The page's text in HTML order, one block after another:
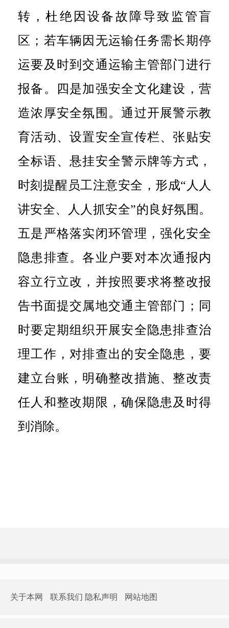
转，杜绝因设备故障导致监管盲
区；若车辆因无运输任务需长期停
运要及时到交通运输主管部门进行
报备。四是加强安全文化建设，营
造浓厚安全氛围。通过开展警示教
育活动、设置安全宣传栏、张贴安
全标语、悬挂安全警示牌等方式，
时刻提醒员工注意安全，形成“人人
讲安全、人人抓安全”的良好氛围。
五是 严格落实闭环管理，强化安全
隐患排查。各业户要对本次通报内
容立行立改，并按照要求将整改报
告书面提交属地交通主管部门；同
时要定期组织开展安全隐患排查治
理工作，对排查出的安全隐患，要
建立台账，明确整改措施、整改责
任人和整改期限，确保隐患及时得
到消除。
关于本网 联系我们 隐私声明 网站地图